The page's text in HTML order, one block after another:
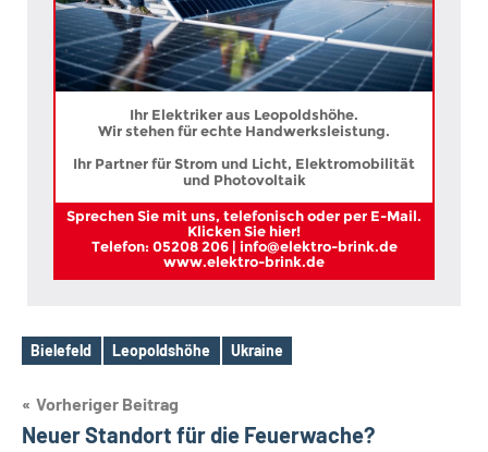
Ihr Elektriker aus Leopoldshöhe.
Wir stehen für echte Handwerksleistung.
Ihr Partner für Strom und Licht, Elektromobilität
und Photovoltaik
Sprechen Sie mit uns, telefonisch oder per E-Mail.
Klicken Sie hier!
Telefon: 05208 206 | info@elektro-brink.de
www.elektro-brink.de
Schlagwörter
Bielefeld Leopoldshöhe Ukraine
Beitragsnavigation
Vorheriger Beitrag
Neuer Standort für die Feuerwache?